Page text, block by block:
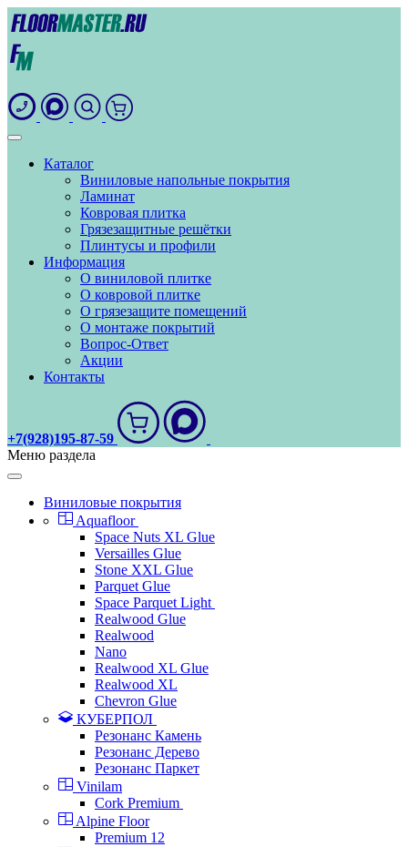
Каталог
Виниловые напольные покрытия
Ламинат
Ковровая плитка
Грязезащитные решётки
Плинтусы и профили
Информация
О виниловой плитке
О ковровой плитке
О грязезащите помещений
О монтаже покрытий
Вопрос-Ответ
Акции
Контакты
+7(928)195-87-59
Меню раздела
Виниловые покрытия
Aquafloor
Space Nuts XL Glue
Versailles Glue
Stone XXL Glue
Parquet Glue
Space Parquet Light
Realwood Glue
Realwood
Nano
Realwood XL Glue
Realwood XL
Chevron Glue
КУБЕРПОЛ
Резонанс Камень
Резонанс Дерево
Резонанс Паркет
Vinilam
Cork Premium
Alpine Floor
Premium 12